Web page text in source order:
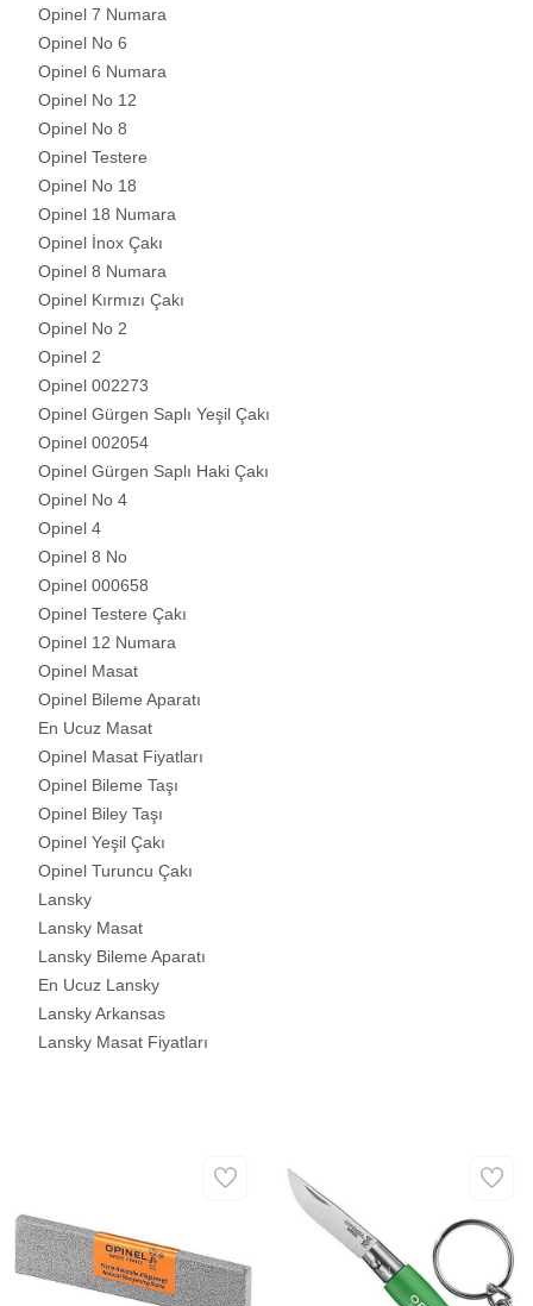
Opinel 7 Numara
Opinel No 6
Opinel 6 Numara
Opinel No 12
Opinel No 8
Opinel Testere
Opinel No 18
Opinel 18 Numara
Opinel İnox Çakı
Opinel 8 Numara
Opinel Kırmızı Çakı
Opinel No 2
Opinel 2
Opinel 002273
Opinel Gürgen Saplı Yeşil Çakı
Opinel 002054
Opinel Gürgen Saplı Haki Çakı
Opinel No 4
Opinel 4
Opinel 8 No
Opinel 000658
Opinel Testere Çakı
Opinel 12 Numara
Opinel Masat
Opinel Bileme Aparatı
En Ucuz Masat
Opinel Masat Fiyatları
Opinel Bileme Taşı
Opinel Biley Taşı
Opinel Yeşil Çakı
Opinel Turuncu Çakı
Lansky
Lansky Masat
Lansky Bileme Aparatı
En Ucuz Lansky
Lansky Arkansas
Lansky Masat Fiyatları